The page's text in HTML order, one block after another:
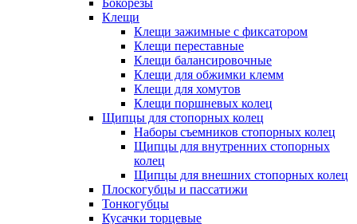
Бокорезы
Клещи
Клещи зажимные с фиксатором
Клещи переставные
Клещи балансировочные
Клещи для обжимки клемм
Клещи для хомутов
Клещи поршневых колец
Щипцы для стопорных колец
Наборы съемников стопорных колец
Щипцы для внутренних стопорных
колец
Щипцы для внешних стопорных колец
Плоскогубцы и пассатижи
Тонкогубцы
Кусачки торцевые